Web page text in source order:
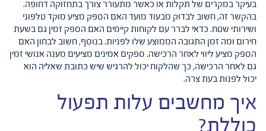
בעיקר במקרים של תקלות או כאשר מתעורר צורך בתחזוקה דחופה.
בהקשר זה, חשוב לבדוק מבעוד מועד האם הספק מציע מוקד טלפוני
ושירותי שטח. כדאי לברר עם לקוחות קיימים האם הספק זמין גם בשעת
חירום ומה זמן התגובה הממוצע שלו לפניות. בנוסף, חשוב לבחון האם
הספק מציע ליווי לאחר הרכישה. ספקים אמינים מציעים מענה אנושי זמין
גם לאחר הרכישה, כך שהלקוח יכול להרגיש שיש כתובת שאליה הוא
יכול לפנות בעת צרה.
איך מחשבים עלות תפעול
כוללת?